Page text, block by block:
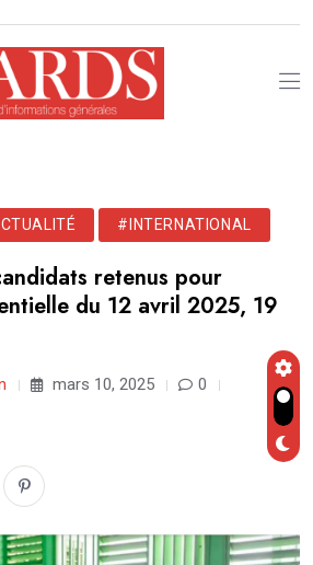
#INTERNATIONAL
retenus pour
du 12 avril 2025, 19
mars 10, 2025
0